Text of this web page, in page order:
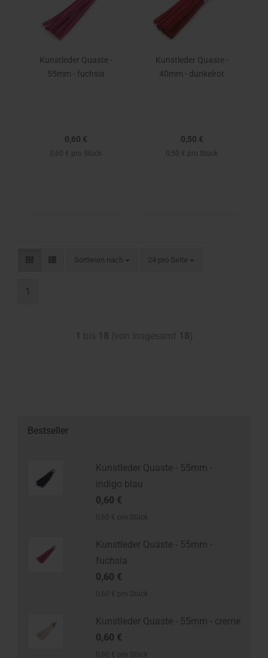
Kunstleder Quaste -
55mm - fuchsia
0,60 €
0,60 € pro Stück
Kunstleder Quaste -
40mm - dunkelrot
0,50 €
0,50 € pro Stück
Sortieren nach 24 pro Seite
1
Bestseller
Kunstleder Quaste - 55mm -
indigo blau
0,60 €
Kunstleder Quaste - 55mm -
fuchsia
0,60 €
Kunstleder Quaste - 55mm - creme
0,60 €